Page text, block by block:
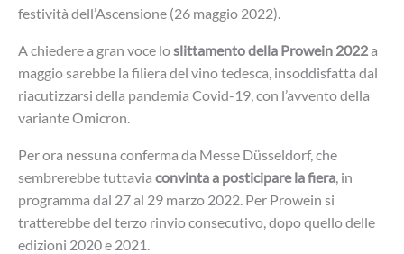
festività dell’Ascensione (26 maggio 2022).
A chiedere a gran voce loslittamento della Prowein 2022a
maggio sarebbe la filiera del vino tedesca, insoddisfatta dal
riacutizzarsi della pandemia Covid-19, con l’avvento della
variante Omicron.
Per ora nessuna conferma da Messe Düsseldorf, che
sembrerebbe tuttavia convinta a posticipare la fiera, in
programma dal 27 al 29 marzo 2022. Per Prowein si
tratterebbe del terzo rinvio consecutivo, dopo quello delle
edizioni 2020 e 2021.